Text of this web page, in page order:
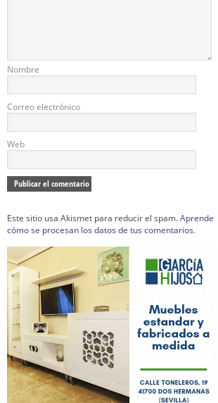
Nombre
Correo electrónico
Web
Este sitio usa Akismet para reducir el spam.Aprende
cómo se procesan los datos de tus comentarios.